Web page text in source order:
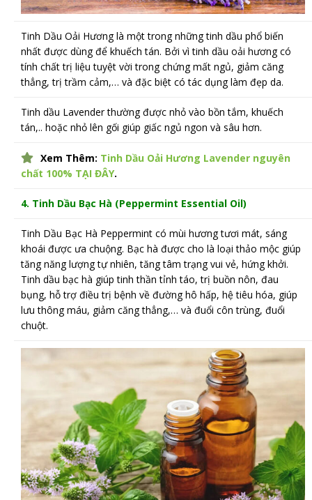
Tinh Dầu Oải Hương là một trong những tinh dầu phổ biến
nhất được dùng để khuếch tán. Bởi vì tinh dầu oải hương có
tính chất trị liệu tuyệt vời trong chứng mất ngủ, giảm căng
thẳng, trị trầm cảm,… và đặc biệt có tác dụng làm đẹp da.
Tinh dầu Lavender thường được nhỏ vào bồn tắm, khuếch
tán,.. hoặc nhỏ lên gối giúp giấc ngủ ngon và sâu hơn.
Xem Thêm: Tinh Dầu Oải Hương Lavender nguyên
chất 100% TẠI ĐÂY.
4. Tinh Dầu Bạc Hà (Peppermint Essential Oil)
Tinh Dầu Bạc Hà Peppermint có mùi hương tươi mát, sáng
khoái được ưa chuộng. Bạc hà được cho là loại thảo mộc giúp
tăng năng lượng tự nhiên, tăng tâm trạng vui vẻ, hứng khởi.
Tinh dầu bạc hà giúp tinh thần tỉnh táo, trị buồn nôn, đau
bụng, hỗ trợ điều trị bệnh về đường hô hấp, hệ tiêu hóa, giúp
lưu thông máu, giảm căng thẳng,… và đuổi côn trùng, đuổi
chuột.